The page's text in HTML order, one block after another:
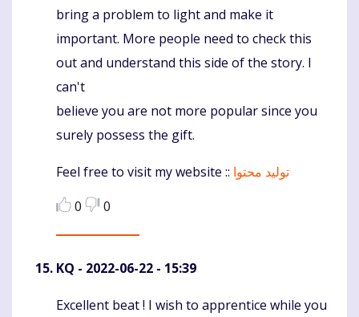
bring a problem to light and make it
important. More people need to check this
out and understand this side of the story. I
can't
believe you are not more popular since you
surely possess the gift.
Feel free to visit my website :: تولید محتوا
0
0
KQ - 2022-06-22 - 15:39
Komentaras
Excellent beat ! I wish to apprentice while you